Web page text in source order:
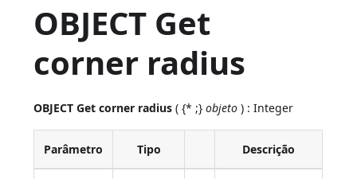
OBJECT Get
corner radius
OBJECT Get corner radius ( {* ;}objeto ) : Integer
Parâmetro Tipo Descrição